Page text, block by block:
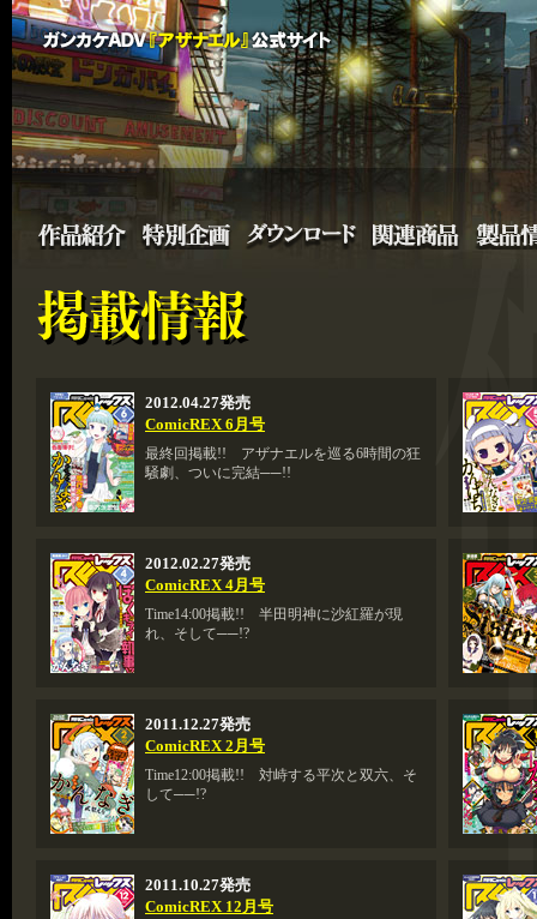
2012.04.27発売
ComicREX 6月号
最終回掲載!! アザナエルを巡る6時間の狂
騒劇、ついに完結──!!
2012.02.27発売
ComicREX 4月号
Time14:00掲載!! 半田明神に沙紅羅が現
れ、そして──!?
2011.12.27発売
ComicREX 2月号
Time12:00掲載!! 対峙する平次と双六、そ
して──!?
2011.10.27発売
ComicREX 12月号